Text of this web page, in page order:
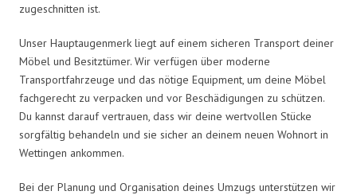
zugeschnitten ist.
Unser Hauptaugenmerk liegt auf einem sicheren Transport deiner
Möbel und Besitztümer. Wir verfügen über moderne
Transportfahrzeuge und das nötige Equipment, um deine Möbel
fachgerecht zu verpacken und vor Beschädigungen zu schützen.
Du kannst darauf vertrauen, dass wir deine wertvollen Stücke
sorgfältig behandeln und sie sicher an deinem neuen Wohnort in
Wettingen ankommen.
Bei der Planung und Organisation deines Umzugs unterstützen wir